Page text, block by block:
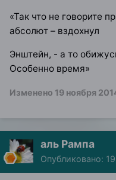
«Так что не говорите
абсолют – вздохнул
Энштейн, - а то
Особенно время»
Изменено 19 ноября
аль Рампа
Опубликовано: